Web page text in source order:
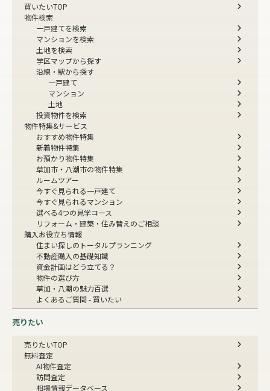
買いたいTOP
物件検索
一戸建てを検索
マンションを検索
土地を検索
学区マップから探す
沿線・駅から探す
一戸建て
マンション
土地
投資物件を検索
物件特集&サービス
おすすめ物件特集
新着物件特集
お預かり物件特集
草加市・八潮市の物件特集
ルームツアー
今すぐ見られる一戸建て
今すぐ見られるマンション
選べる4つの見学コース
リフォーム・建築・住み替えのご相談
購入お役立ち情報
住まい探しのトータルプランニング
不動産購入の基礎知識
資金計画はどう立てる？
物件の選び方
草加・八潮の魅力百選
よくあるご質問 - 買いたい
売りたい
売りたいTOP
無料査定
AI物件査定
訪問査定
相場情報データベース